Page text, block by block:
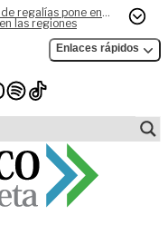
regalías pone en
las regiones
Enlaces rápidos